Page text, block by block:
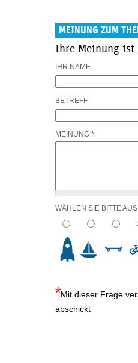
MEINUNG ZUM
Ihre Meinung ist
IHR NAME
BETREFF
MEINUNG *
WÄHLEN SIE BITTE
Mit dieser Frage
abschickt